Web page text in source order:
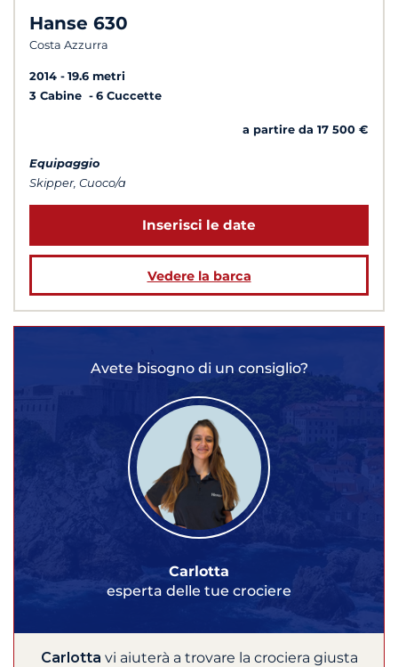
Hanse 630
Costa Azzurra
2014
19.6 metri
3 Cabine
6 Cuccette
a partire da 17 500 €
Equipaggio
Skipper, Cuoco/a
Inserisci le date
Vedere la barca
Avete bisogno di un consiglio?
Carlotta
esperta delle tue crociere
Carlotta vi aiuterà a trovare la crociera giusta